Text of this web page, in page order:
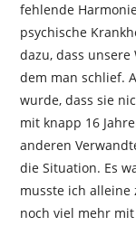
fehlende
psychische
dazu, dass
dem man schlief.
wurde, dass sie
mit knapp 16
anderen
die Situation. Es
musste ich
noch viel mehr